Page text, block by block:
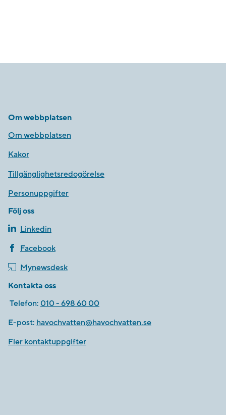
Om webbplatsen
Om webbplatsen
Kakor
Tillgänglighetsredogörelse
Personuppgifter
Följ oss
Linkedin
Facebook
Mynewsdesk
Kontakta oss
Telefon: 010 - 698 60 00
E-post: havochvatten@havochvatten.se
Fler kontaktuppgifter